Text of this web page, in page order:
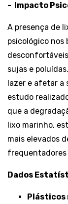
- Impacto
A presença de
psicológico nos
sujas e
lazer e afetar a
estudo
que a
lixo marinho,
mais elevados
frequentadores
Dados
Plásticos